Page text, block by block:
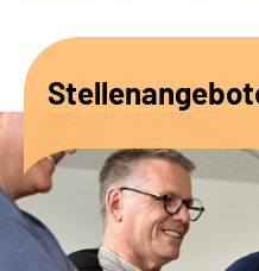
Unsere Angebote
Service
Karriere